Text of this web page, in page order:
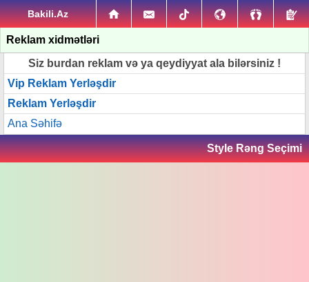
Bakili.Az
Reklam xidmətləri
Siz burdan reklam və ya qeydiyyat ala bilərsiniz !
Vip Reklam Yerləşdir
Reklam Yerləşdir
Ana Səhifə
Style Rəng Seçimi